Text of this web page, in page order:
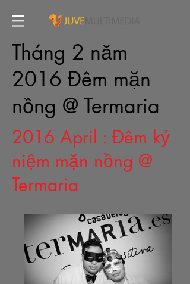
Tháng 2 năm
2016 Đêm mặn
nồng @ Termaria
2016 April : Đêm kỷ
niệm mặn nồng @
Termaria